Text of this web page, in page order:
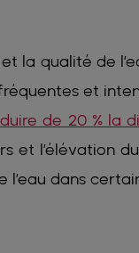
la qualité de
et
de 20 % la
et l’élévation
dans